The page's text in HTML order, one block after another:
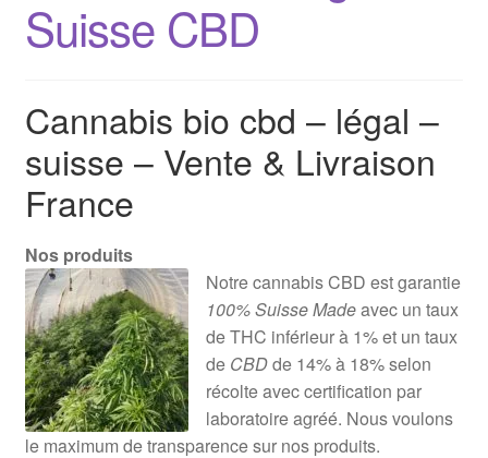
Suisse CBD
Cannabis bio cbd – légal –
suisse – Vente & Livraison
France
Nos produits
Notre cannabis CBD est garantie
100% Suisse Madeavec un taux
de THC inférieur à 1% et un taux
deCBDde 14% à 18% selon
récolte avec certification par
laboratoire agréé. Nous voulons
le maximum de transparence sur nos produits.